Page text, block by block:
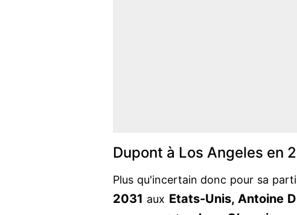
Dupont à Los Angeles en
Plus qu'incertain donc pour sa
2031 aux Etats-Unis, Antoine